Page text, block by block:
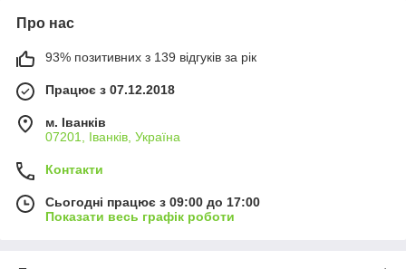
Про нас
93% позитивних з 139 відгуків за рік
Працює з 07.12.2018
м. Іванків
07201, Іванків, Україна
Контакти
Сьогодні працює з 09:00 до 17:00
Показати весь графік роботи